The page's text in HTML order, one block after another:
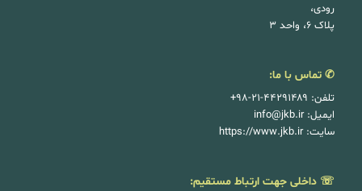
رودی،
پلاک ۶، واحد ۳
✆ تماس با ما:
تلفن: ۴۴۲۹۱۴۸۹-۲۱-۹۸+
ایمیل:info@jkb.ir
سایت:https://www.jkb.ir
☏ داخلی جهت ارتباط مستقیم: